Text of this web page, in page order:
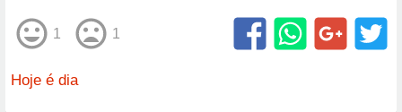
1 1
Hoje é dia